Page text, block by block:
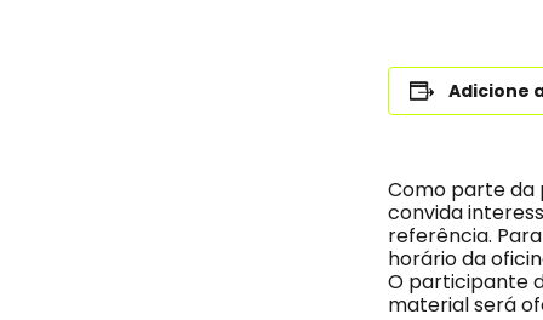
Adicione
Como parte da
convida
referência.
horário da
O participante
material será